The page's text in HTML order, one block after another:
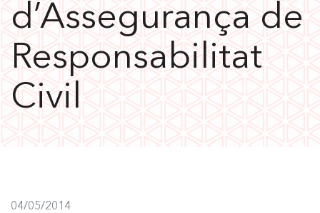
d’Assegurança de
Responsabilitat
Civil
04/05/2014